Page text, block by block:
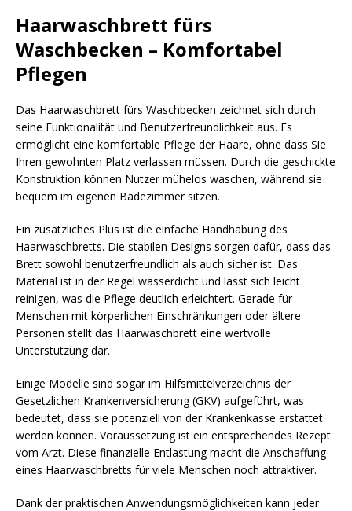
Haarwaschbrett fürs
Waschbecken – Komfortabel
Pflegen
Das Haarwaschbrett fürs Waschbecken zeichnet sich durch
seine Funktionalität und Benutzerfreundlichkeit aus. Es
ermöglicht eine komfortable Pflege der Haare, ohne dass Sie
Ihren gewohnten Platz verlassen müssen. Durch die geschickte
Konstruktion können Nutzer mühelos waschen, während sie
bequem im eigenen Badezimmer sitzen.
Ein zusätzliches Plus ist die einfache Handhabung des
Haarwaschbretts. Die stabilen Designs sorgen dafür, dass das
Brett sowohl benutzerfreundlich als auch sicher ist. Das
Material ist in der Regel wasserdicht und lässt sich leicht
reinigen, was die Pflege deutlich erleichtert. Gerade für
Menschen mit körperlichen Einschränkungen oder ältere
Personen stellt das Haarwaschbrett eine wertvolle
Unterstützung dar.
Einige Modelle sind sogar im Hilfsmittelverzeichnis der
Gesetzlichen Krankenversicherung (GKV) aufgeführt, was
bedeutet, dass sie potenziell von der Krankenkasse erstattet
werden können. Voraussetzung ist ein entsprechendes Rezept
vom Arzt. Diese finanzielle Entlastung macht die Anschaffung
eines Haarwaschbretts für viele Menschen noch attraktiver.
Dank der praktischen Anwendungsmöglichkeiten kann jeder